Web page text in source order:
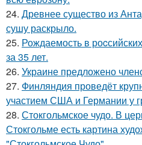
24. Древнее существо из
сушу раскрыло.
25. Рождаемость в
за 35 лет.
26. Украине предложено
27. Финляндия проведёт
участием США и Германии у
28. Стокгольмское чудо. В
Стокгольме есть картина